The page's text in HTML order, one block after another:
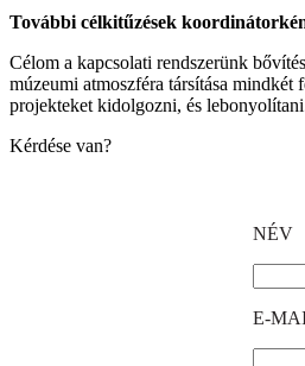
További célkitűzések
Célom a kapcsolati rendszerünk
múzeumi atmoszféra társítása
projekteket kidolgozni, és
Kérdése van?
NÉV
E-